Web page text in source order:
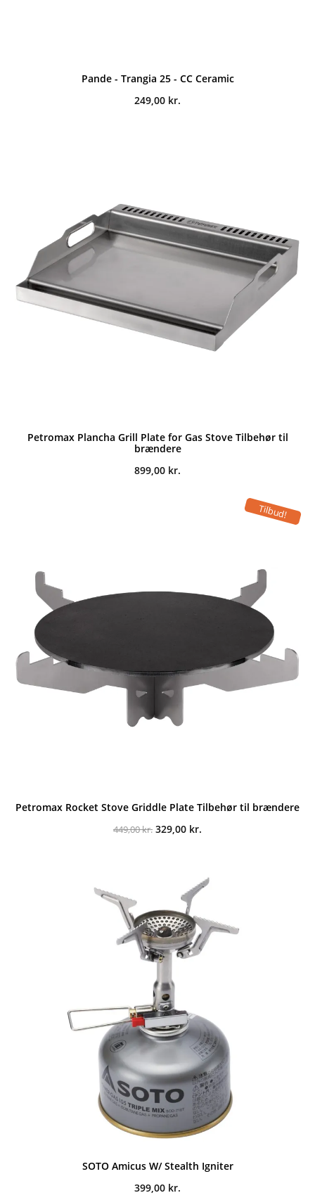
Pande - Trangia 25 - CC Ceramic
249,00 kr.
Petromax Plancha Grill Plate for Gas Stove Tilbehør til
brændere
899,00 kr.
Tilbud!
Petromax Rocket Stove Griddle Plate Tilbehør til brændere
449,00kr. Den
329,00 kr.
SOTO Amicus W/ Stealth Igniter
399,00 kr.